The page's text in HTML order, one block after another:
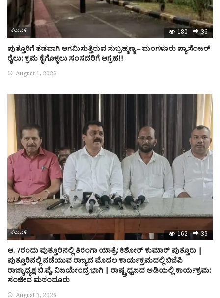
ಕರಾವಳಿ 180 36
ಪುತ್ತೂರಿಗೆ ತಡವಾಗಿ ಆಗಮಿಸುತ್ತಿರುವ ಸುಬ್ರಹ್ಮಣ್ಯ – ಮಂಗಳೂರು ಪ್ಯಾಸೆಂಜರ್
ರೈಲು: ಕ್ರಮ ಕೈಗೊಳ್ಳಲು ಸಂಸದರಿಗೆ ಆಗ್ರಹ!!
August 1, 2026
ಕರಾವಳಿ 162 33
ಆ. 7ರಂದು ಪುತ್ತೂರಿನಲ್ಲಿ ತಿರಂಗಾ ಯಾತ್ರೆ: ಕಿಶೋರ್ ಕುಮಾರ್ ಪುತ್ತೂರು |
ಪುತ್ತೂರಿನಲ್ಲಿ ನಡೆಯುವ ರಾಜ್ಯದ ಮೊದಲ ಕಾರ್ಯಕ್ರಮದಲ್ಲಿ ಬಿಜೆಪಿ
ರಾಜ್ಯಾಧ್ಯಕ್ಷ ಬಿ.ವೈ. ವಿಜಯೇಂದ್ರ ಭಾಗಿ | ರಾಷ್ಟ್ರಧ್ವಜದ ಅಡಿಯಲ್ಲಿ ಕಾರ್ಯಕ್ರಮ:
ಸಂಜೀವ ಮಠಂದೂರು